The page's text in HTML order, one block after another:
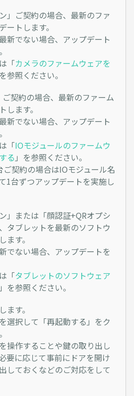
」ご契約の場合、最新のファ
ートします。
新でない場合、アップデート
「カメラのファームウェアを
参照ください。
契約の場合、最新のファーム
します。
新でない場合、アップデート
「IOモジュールのファームウ
る 」を参照ください。
契約の場合はIOモジュール名
1台ずつアップデートを実施し
」または「顔認証+QRオプシ
タブレットを最新のソフトウ
ます。
でない場合、アップデートを
「タブレットのソフトウェア
」を参照ください。
す。
選択して「再起動する」をク
操作することや鍵の取り出し
要に応じて事前にドアを開け
しておくなどのご対応をして